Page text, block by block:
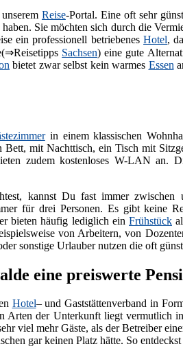
Reise-Portal. Eine oft sehr
Sie möchten sich durch die
ein professionell betriebenesHotel,
Sachsen) eine gute
bietet zwar selbst kein warmes Essen
in einem klassischen
mit Nachttisch, ein Tisch mit
zudem kostenloses W-LAN an.
kannst Du fast immer zwischen
für drei Personen. Es gibt keine
bieten häufig lediglich ein Frühstück
von Arbeitern, von
sonstige Urlauber nutzen die oft
eine preiswerte
Hotel– und Gaststättenverband in
Arten der Unterkunft liegt vermutlich
viel mehr Gäste, als der Betreiber
gar keinen Platz hätte. So